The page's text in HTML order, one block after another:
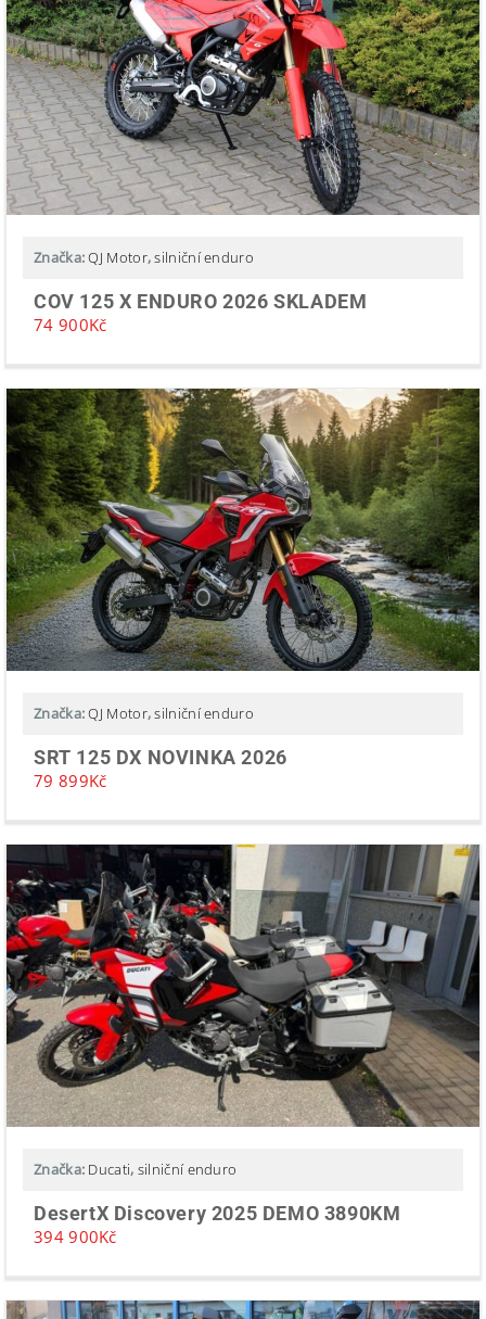
Značka:QJ Motor,silniční enduro
COV 125 X ENDURO 2026 SKLADEM
74 900Kč
Značka:QJ Motor,silniční enduro
SRT 125 DX NOVINKA 2026
79 899Kč
Značka: Ducati, silniční enduro
DesertX Discovery 2025 DEMO 3890KM
394 900Kč